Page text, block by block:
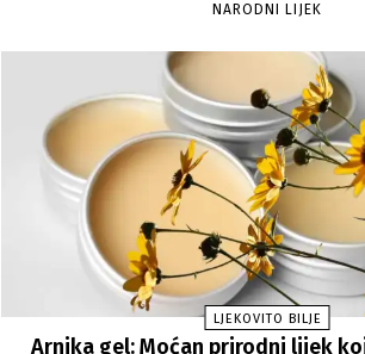
NARODNI LIJEK
LJEKOVITO BILJE
Arnika gel: Moćan prirodni lijek